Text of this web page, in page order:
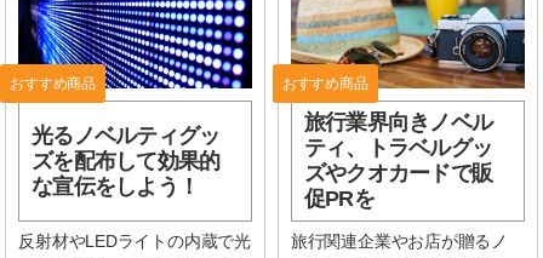
おすすめ商品
光るノベルティグッ
ズを配布して効果的
な宣伝をしよう！
反射材やLEDライトの内蔵で光
おすすめ商品
旅行業界向きノベル
ティ、トラベルグッ
ズやクオカードで販
促PRを
旅行関連企業やお店が贈るノ